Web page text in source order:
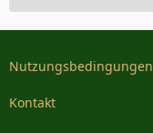
Nutzungsbedingungen
Kontakt